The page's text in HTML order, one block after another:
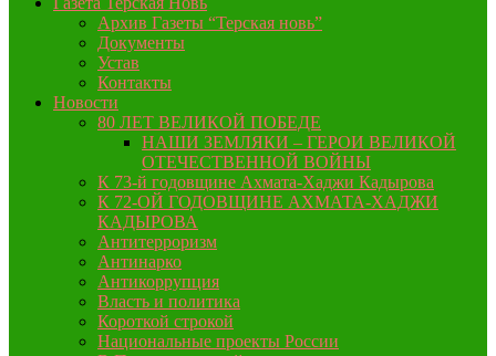
Архив Газеты “Терская новь”
Документы
Устав
Контакты
Новости
80 ЛЕТ ВЕЛИКОЙ ПОБЕДЕ
НАШИ ЗЕМЛЯКИ – ГЕРОИ ВЕЛИКОЙ
ОТЕЧЕСТВЕННОЙ ВОЙНЫ
К 73-й годовщине Ахмата-Хаджи Кадырова
К 72-ОЙ ГОДОВЩИНЕ АХМАТА-ХАДЖИ
КАДЫРОВА
Антитерроризм
Антинарко
Антикоррупция
Власть и политика
Короткой строкой
Национальные проекты России